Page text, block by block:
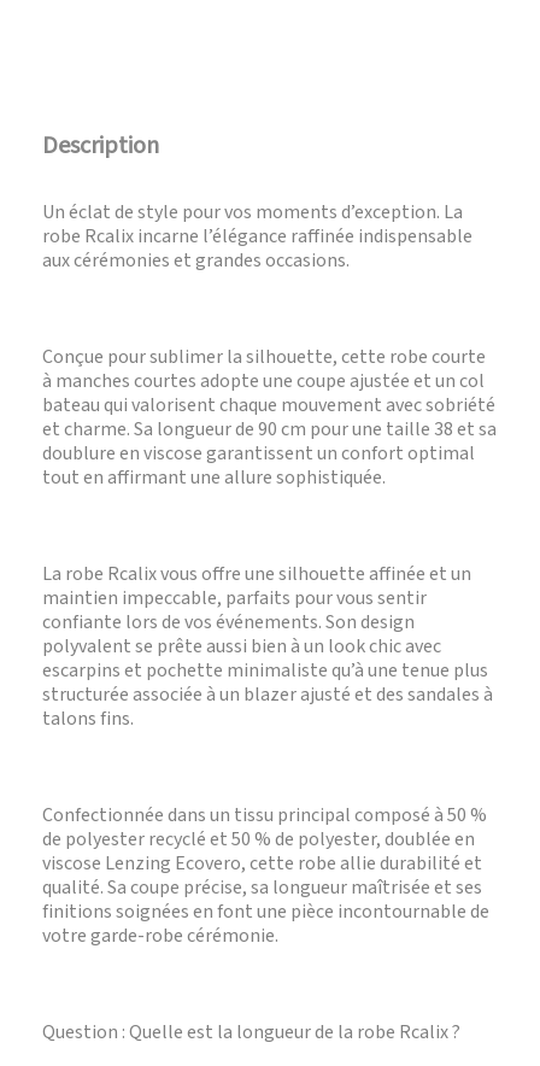
Description
Un éclat de style pour vos moments d’exception. La
robe Rcalix incarne l’élégance raffinée indispensable
aux cérémonies et grandes occasions.
Conçue pour sublimer la silhouette, cette robe courte
à manches courtes adopte une coupe ajustée et un col
bateau qui valorisent chaque mouvement avec sobriété
et charme. Sa longueur de 90 cm pour une taille 38 et sa
doublure en viscose garantissent un confort optimal
tout en affirmant une allure sophistiquée.
La robe Rcalix vous offre une silhouette affinée et un
maintien impeccable, parfaits pour vous sentir
confiante lors de vos événements. Son design
polyvalent se prête aussi bien à un look chic avec
escarpins et pochette minimaliste qu’à une tenue plus
structurée associée à un blazer ajusté et des sandales à
talons fins.
Confectionnée dans un tissu principal composé à 50 %
de polyester recyclé et 50 % de polyester, doublée en
viscose Lenzing Ecovero, cette robe allie durabilité et
qualité. Sa coupe précise, sa longueur maîtrisée et ses
finitions soignées en font une pièce incontournable de
votre garde-robe cérémonie.
Question : Quelle est la longueur de la robe Rcalix ?